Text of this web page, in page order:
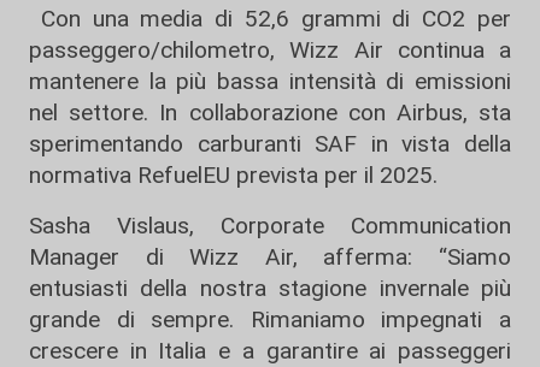
Con una media di 52,6 grammi di CO2 per
passeggero/chilometro, Wizz Air continua a
mantenere la più bassa intensità di emissioni
nel settore. In collaborazione con Airbus, sta
sperimentando carburanti SAF in vista della
normativa RefuelEU prevista per il 2025.
Sasha Vislaus, Corporate Communication
Manager di Wizz Air, afferma: “Siamo
entusiasti della nostra stagione invernale più
grande di sempre. Rimaniamo impegnati a
crescere in Italia e a garantire ai passeggeri